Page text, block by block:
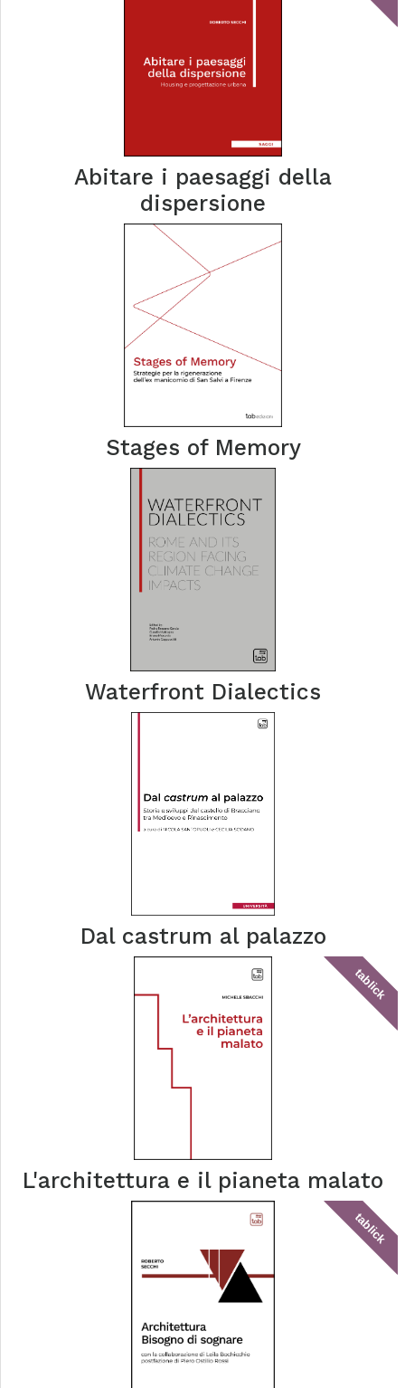
Abitare i paesaggi della
dispersione
Stages of Memory
Waterfront Dialectics
Dal castrum al palazzo
tablick
L'architettura e il pianeta malato
tablick